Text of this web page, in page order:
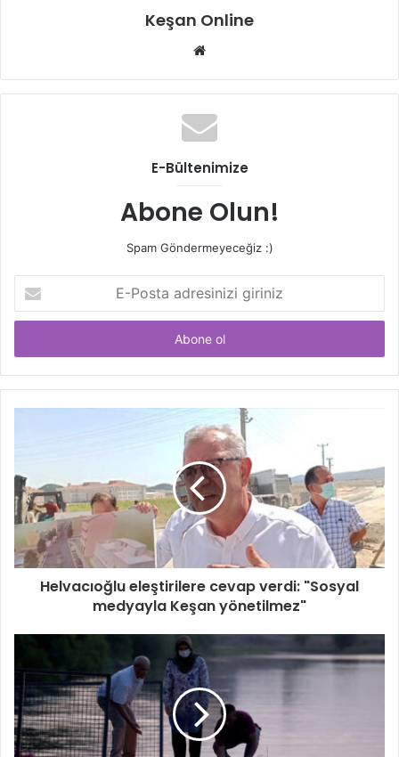
Keşan Online
Web
E-Bültenimize
Abone Olun!
Spam Göndermeyeceğiz :)
Posta
adresinizi
Helvacıoğlu eleştirilere cevap verdi: "Sosyal
medyayla Keşan yönetilmez"